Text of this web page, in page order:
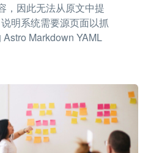
，因此无法从原文中提
明系统需要源页面以抓
Markdown YAML